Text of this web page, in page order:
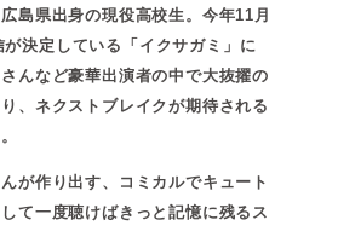
島県出身の現役高校生。今年11月
決定している「イクサガミ」に
んなど豪華出演者の中で大抜擢の
、ネクストブレイクが期待される
が作り出す、コミカルでキュート
て一度聴けばきっと記憶に残るス